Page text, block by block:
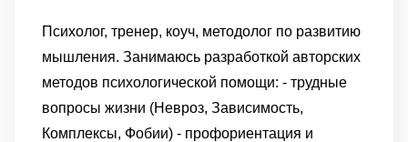
Психолог, тренер, коуч, методолог по развитию
мышления. Занимаюсь разработкой авторских
методов психологической помощи: - трудные
вопросы жизни (Невроз, Зависимость,
Комплексы, Фобии) - профориентация и